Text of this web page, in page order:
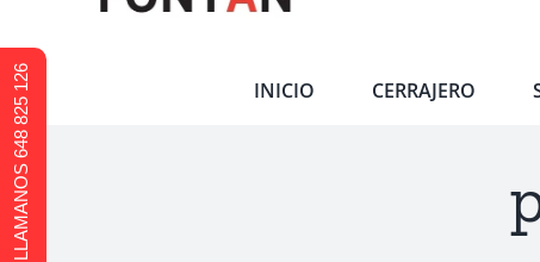
INICIO CERRAJERO
LLAMANOS 648 825 126